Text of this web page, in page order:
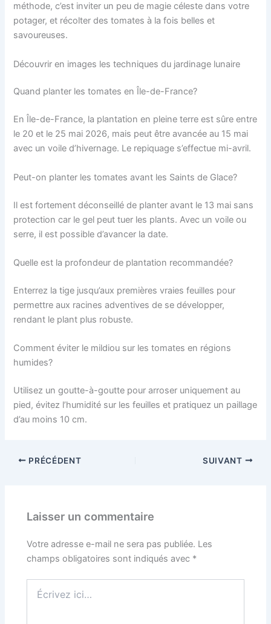
méthode, c’est inviter un peu de magie céleste dans votre
potager, et récolter des tomates à la fois belles et
savoureuses.
Découvrir en images les techniques du jardinage lunaire
Quand planter les tomates en Île-de-France?
En Île-de-France, la plantation en pleine terre est sûre entre
le 20 et le 25 mai 2026, mais peut être avancée au 15 mai
avec un voile d’hivernage. Le repiquage s’effectue mi-avril.
Peut-on planter les tomates avant les Saints de Glace?
Il est fortement déconseillé de planter avant le 13 mai sans
protection car le gel peut tuer les plants. Avec un voile ou
serre, il est possible d’avancer la date.
Quelle est la profondeur de plantation recommandée?
Enterrez la tige jusqu’aux premières vraies feuilles pour
permettre aux racines adventives de se développer,
rendant le plant plus robuste.
Comment éviter le mildiou sur les tomates en régions
humides?
Utilisez un goutte-à-goutte pour arroser uniquement au
pied, évitez l’humidité sur les feuilles et pratiquez un paillage
d’au moins 10 cm.
PRÉCÉDENT SUIVANT
Laisser un commentaire
Votre adresse e-mail ne sera pas publiée. Les
champs obligatoires sont indiqués avec *
ici…